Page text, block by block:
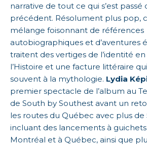
narrative de tout ce qui s’est passé
précédent. Résolument plus pop,
mélange foisonnant de références
autobiographiques et d’aventures
traitent des vertiges de l’identité
l’Histoire et une facture littéraire
souvent à la mythologie. Lydia
premier spectacle de l’album au
de South by Southest avant un
les routes du Québec avec plus
incluant des lancements à
Montréal et à Québec, ainsi que